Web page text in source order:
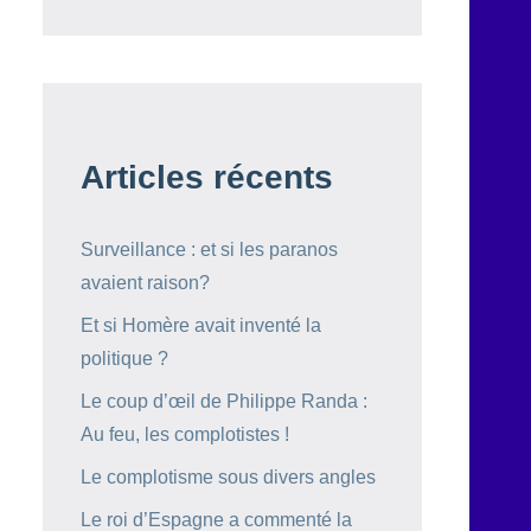
Articles récents
Surveillance : et si les paranos
avaient raison?
Et si Homère avait inventé la
politique ?
Le coup d’œil de Philippe Randa :
Au feu, les complotistes !
Le complotisme sous divers angles
Le roi d’Espagne a commenté la